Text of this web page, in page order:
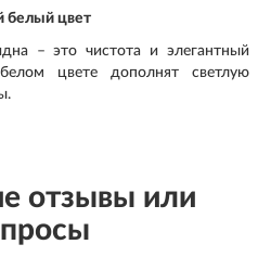
белый цвет
– это чистота и элегантный
цвете дополнят светлую
отзывы или